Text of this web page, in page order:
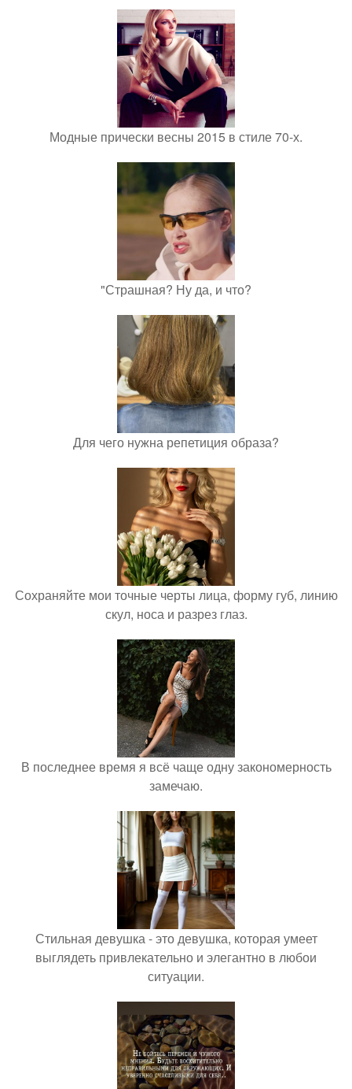
Модные прически весны 2015 в стиле 70-х.
"Страшная? Ну да, и что?
Для чего нужна репетиция образа?
Сохраняйте мои точные черты лица, форму губ, линию
скул, носа и разрез глаз.
В последнее время я всё чаще одну закономерность
замечаю.
Стильная девушка - это девушка, которая умеет
выглядеть привлекательно и элегантно в любои
ситуации.